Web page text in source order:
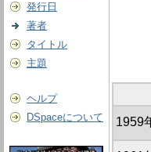
発行日
著者
タイトル
主題
ヘルプ
DSpaceについて
1959